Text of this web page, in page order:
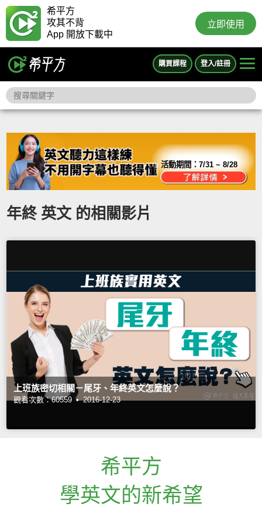
希平方
攻其不背
App 開放下載中
立即使用
購買課程 登入/註冊
活動期間：7/31 ~ 8/28
年終 英文 的相關影片
上班族密切相關－尾牙、年終英文怎麼說？
觀看次數：60559 • 2016-12-23
希平方
學英文的新希望